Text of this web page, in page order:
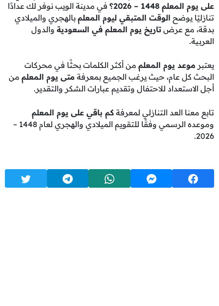
على يوم المعلم 1448 – 2026؟
في مدينة الويب نوفر لك عدادًا
تنازليًا يوضح الوقت المتبقي ليوم المعلم بالهجري والميلادي
بدقة، مع عرض تاريخ يوم المعلم في السعودية والدول
العربية.
يعتبر موعد يوم المعلم من أكثر الكلمات بحثًا في محركات
البحث كل عام، حيث يرغب الجميع بمعرفة متى يوم المعلم من
أجل الاستعداد للاحتفال وتقديم عبارات الشكر والتقدير.
تابع معنا العد التنازلي لمعرفة كم باقي على يوم المعلم
وموعده الرسمي وفقًا للتقويم الميلادي والهجري لعام 1448 –
2026.